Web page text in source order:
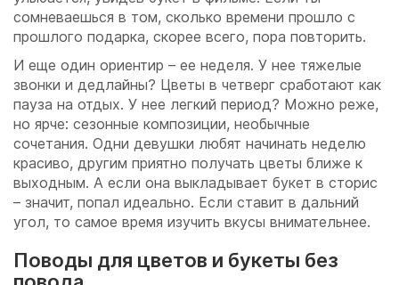
сомневаешься в том, сколько времени прошло с
прошлого подарка, скорее всего, пора повторить.
И еще один ориентир – ее неделя. У нее тяжелые
звонки и дедлайны? Цветы в четверг сработают как
пауза на отдых. У нее легкий период? Можно реже,
но ярче: сезонные композиции, необычные
сочетания. Одни девушки любят начинать неделю
красиво, другим приятно получать цветы ближе к
выходным. А если она выкладывает букет в сторис
– значит, попал идеально. Если ставит в дальний
угол, то самое время изучить вкусы внимательнее.
Поводы для цветов и букеты без